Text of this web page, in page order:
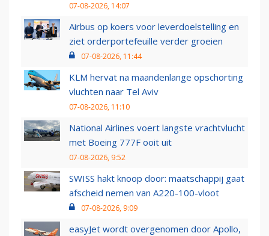
07-08-2026, 14:07
Airbus op koers voor leverdoelstelling en
ziet orderportefeuille verder groeien
07-08-2026, 11:44
KLM hervat na maandenlange opschorting
vluchten naar Tel Aviv
07-08-2026, 11:10
National Airlines voert langste vrachtvlucht
met Boeing 777F ooit uit
07-08-2026, 9:52
SWISS hakt knoop door: maatschappij gaat
afscheid nemen van A220-100-vloot
07-08-2026, 9:09
easyJet wordt overgenomen door Apollo,